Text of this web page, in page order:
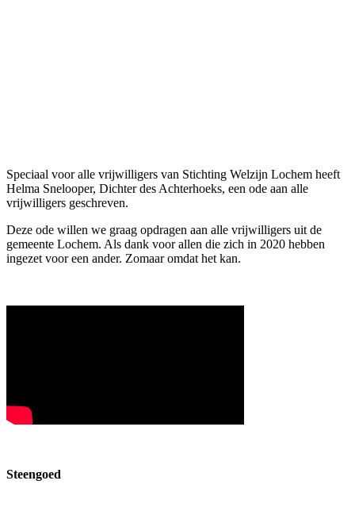
Speciaal voor alle vrijwilligers van Stichting Welzijn Lochem heeft
Helma Snelooper, Dichter des Achterhoeks, een ode aan alle
vrijwilligers geschreven.
Deze ode willen we graag opdragen aan alle vrijwilligers uit de
gemeente Lochem. Als dank voor allen die zich in 2020 hebben
ingezet voor een ander. Zomaar omdat het kan.
Steengoed